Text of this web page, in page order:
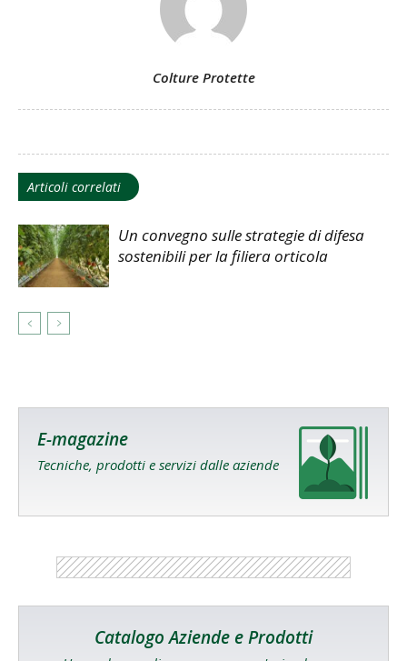
Colture Protette
Articoli correlati
Un convegno sulle strategie di difesa
sostenibili per la filiera orticola
E-magazine
Tecniche, prodotti e servizi dalle aziende
Catalogo Aziende e Prodotti